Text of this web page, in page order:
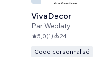
VivaDecor
ParWeblaty
5,0(1) 24
Code personnalisé